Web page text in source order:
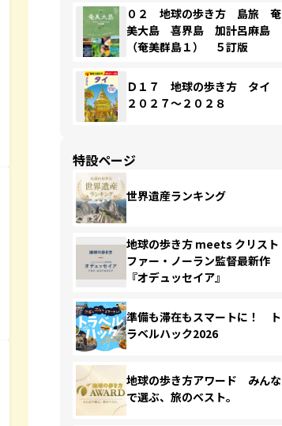
０２ 地球の歩き方 島旅 奄
美大島 喜界島 加計呂麻島
（奄美群島１） ５訂版
Ｄ１７ 地球の歩き方 タイ
２０２７～２０２８
特設ページ
世界遺産ランキング
地球の歩き方 meets クリスト
ファー・ノーラン監督最新作
『オデュッセイア』
準備も滞在もスマートに！ ト
ラベルハック2026
地球の歩き方アワード みんな
で選ぶ、旅のベスト。